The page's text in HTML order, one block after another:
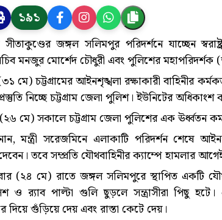
১৯১
সীতাকুণ্ডের জঙ্গল সলিমপুর পরিদর্শনে যাচ্ছেন
মনজুর মোর্শেদ চৌধুরী এবং পুলিশের
মে) চট্টগ্রামের আইনশৃঙ্খলা রক্ষাকারী বাহিনীর
নিচ্ছে চট্টগ্রাম জেলা পুলিশ। ইউনিটের অধিকাংশ
মে) সকালে চট্টগ্রাম জেলা পুলিশের এক ঊর্ধ্বতন
মন্ত্রী সরেজমিনে এলাকাটি পরিদর্শন শেষে
দেবেন। তবে সম্প্রতি যৌথবাহিনীর ক্যাম্পে হামলার
(২৪ মে) রাতে জঙ্গল সলিমপুরে স্থাপিত একটি
ও র‍্যাব পাল্টা গুলি ছুড়লে সন্ত্রাসীরা পিছু হটে।
গুঁড়িয়ে দেয় এবং রাস্তা কেটে দেয়।